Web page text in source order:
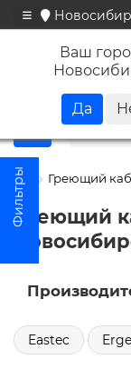
Ваш
Греющий
Греющий
Eastec